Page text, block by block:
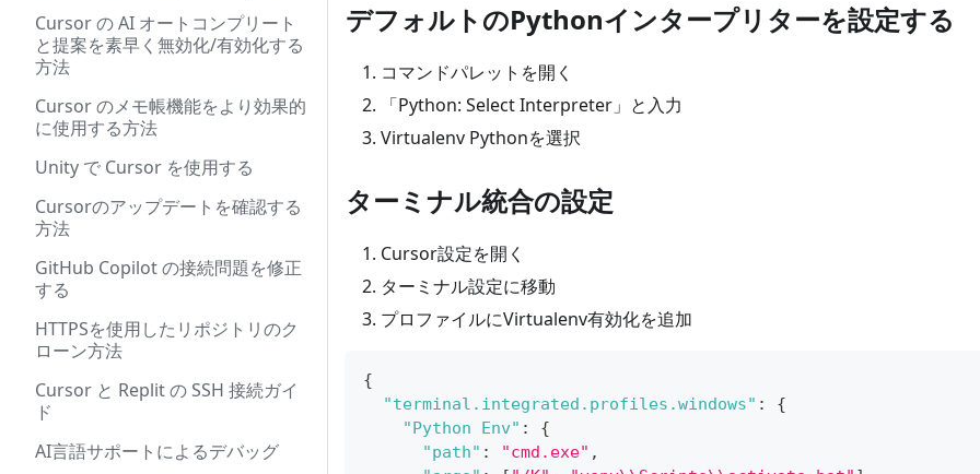
Cursor の AI オートコンプリート
と提案を素早く無効化/有効化する
方法
Cursor のメモ帳機能をより効果的
に使用する方法
Unity で Cursor を使用する
Cursorのアップデートを確認する
方法
GitHub Copilot の接続問題を修正
する
HTTPSを使用したリポジトリのク
ローン方法
Cursor と Replit の SSH 接続ガイ
ド
AI言語サポートによるデバッグ
デフォルトのPythonインタープリターを設定する
コマンドパレットを開く
「Python: Select Interpreter」と入力
Virtualenv Pythonを選択
ターミナル統合の設定
Cursor設定を開く
ターミナル設定に移動
プロファイルにVirtualenv有効化を追加
{
"terminal.integrated.profiles.windows" :
{
"Python Env" :
{
"path" : "cmd.exe" ,